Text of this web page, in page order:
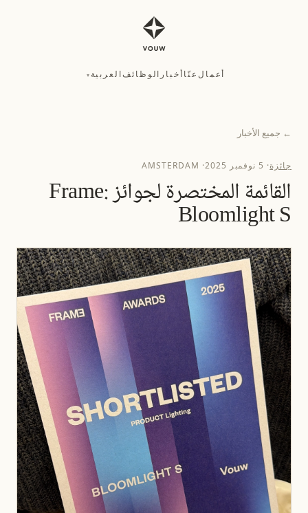
أعمال عنّاأخبار الوظائفالعربية ▾
← جميع الأخبار
جائزة· 5 نوفمبر 2025 ·
AMSTERDAM
القائمة المختصرة لجوائز Frame:
Bloomlight S